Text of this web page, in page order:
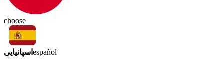
choose
اسپانیایی español